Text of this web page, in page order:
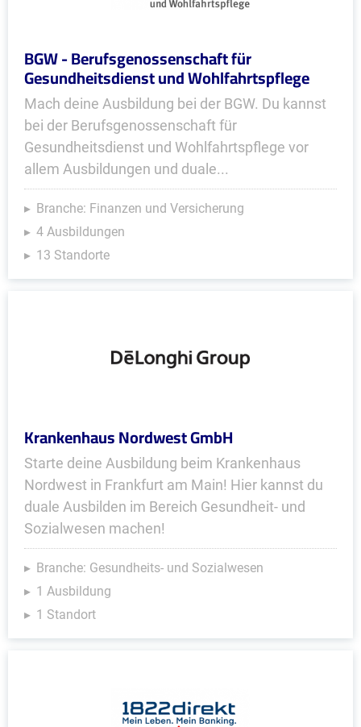
BGW - Berufsgenossenschaft für
Gesundheitsdienst und Wohlfahrtspflege
Mach deine Ausbildung bei der BGW. Du kannst
bei der Berufsgenossenschaft für
Gesundheitsdienst und Wohlfahrtspflege vor
allem Ausbildungen und duale...
Branche: Finanzen und Versicherung
4 Ausbildungen
13 Standorte
Krankenhaus Nordwest GmbH
Starte deine Ausbildung beim Krankenhaus
Nordwest in Frankfurt am Main! Hier kannst du
duale Ausbilden im Bereich Gesundheit- und
Sozialwesen machen!
Branche: Gesundheits- und Sozialwesen
1 Ausbildung
1 Standort